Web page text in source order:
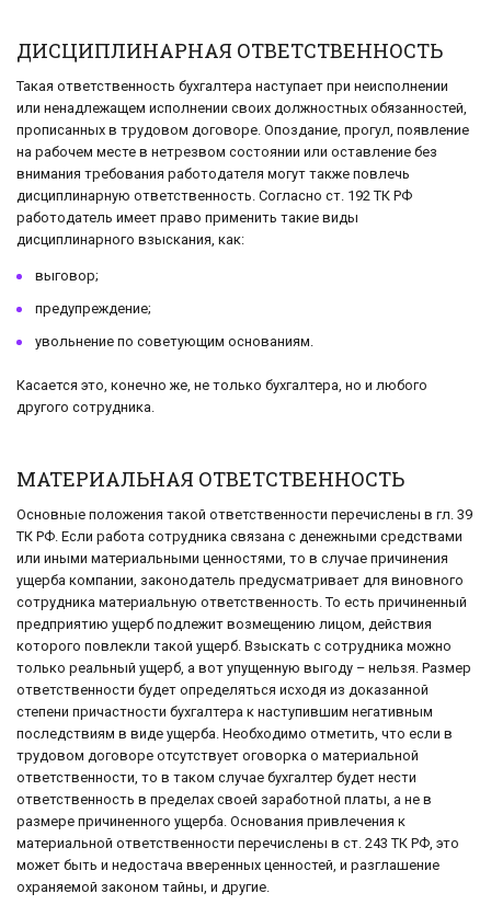
ДИСЦИПЛИНАРНАЯ ОТВЕТСТВЕННОСТЬ
Такая ответственность бухгалтера наступает при неисполнении
или ненадлежащем исполнении своих должностных обязанностей,
прописанных в трудовом договоре. Опоздание, прогул, появление
на рабочем месте в нетрезвом состоянии или оставление без
внимания требования работодателя могут также повлечь
дисциплинарную ответственность. Согласно ст. 192 ТК РФ
работодатель имеет право применить такие виды
дисциплинарного взыскания, как:
выговор;
предупреждение;
увольнение по советующим основаниям.
Касается это, конечно же, не только бухгалтера, но и любого
другого сотрудника.
МАТЕРИАЛЬНАЯ ОТВЕТСТВЕННОСТЬ
Основные положения такой ответственности перечислены в гл. 39
ТК РФ. Если работа сотрудника связана с денежными средствами
или иными материальными ценностями, то в случае причинения
ущерба компании, законодатель предусматривает для виновного
сотрудника материальную ответственность. То есть причиненный
предприятию ущерб подлежит возмещению лицом, действия
которого повлекли такой ущерб. Взыскать с сотрудника можно
только реальный ущерб, а вот упущенную выгоду – нельзя. Размер
ответственности будет определяться исходя из доказанной
степени причастности бухгалтера к наступившим негативным
последствиям в виде ущерба. Необходимо отметить, что если в
трудовом договоре отсутствует оговорка о материальной
ответственности, то в таком случае бухгалтер будет нести
ответственность в пределах своей заработной платы, а не в
размере причиненного ущерба. Основания привлечения к
материальной ответственности перечислены в ст. 243 ТК РФ, это
может быть и недостача вверенных ценностей, и разглашение
охраняемой законом тайны, и другие.